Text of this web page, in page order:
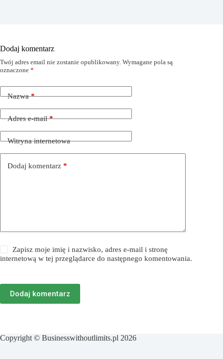
Dodaj komentarz
Twój adres email nie zostanie opublikowany. Wymagane pola są
oznaczone *
Nazwa*
Adres e-mail*
Witryna internetowa
Dodaj komentarz *
Zapisz moje imię i nazwisko, adres e-mail i stronę
internetową w tej przeglądarce do następnego komentowania.
Dodaj komentarz
Copyright © Businesswithoutlimits.pl 2026